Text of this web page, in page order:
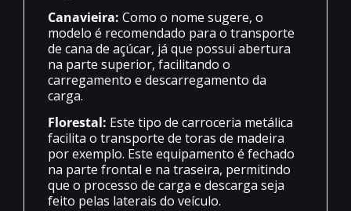
Canavieira: Como o nome sugere, o
modelo é recomendado para o transporte
de cana de açúcar, já que possui abertura
na parte superior, facilitando o
carregamento e descarregamento da
carga.
Florestal: Este tipo de carroceria metálica
facilita o transporte de toras de madeira
por exemplo. Este equipamento é fechado
na parte frontal e na traseira, permitindo
que o processo de carga e descarga seja
feito pelas laterais do veículo.